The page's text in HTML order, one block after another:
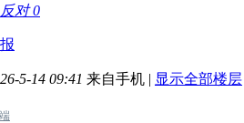
反对0
5-14 09:41 来自手机 | 显示全部楼层